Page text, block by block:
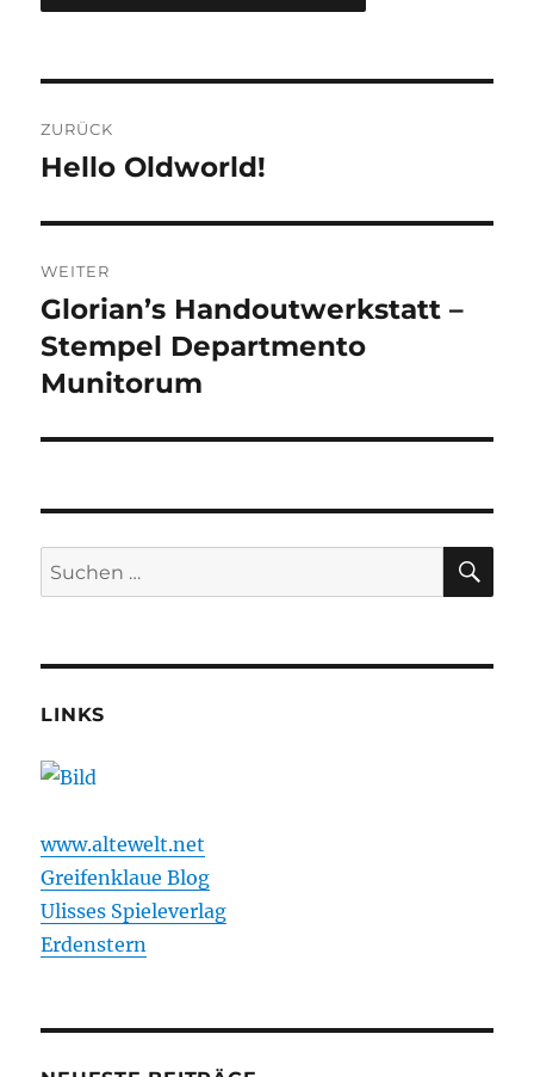
ZURÜCK
Vorheriger
Hello Oldworld!
WEITER
Nächster
Beitrag:
Glorian’s Handoutwerkstatt –
Stempel Departmento
Munitorum
Suchen
nach:
LINKS
www.altewelt.net
Greifenklaue Blog
Ulisses Spieleverlag
Erdenstern